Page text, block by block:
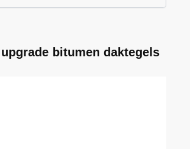
bitumen daktegels